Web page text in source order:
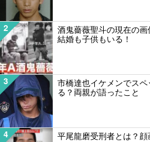
2
酒鬼薔薇聖斗の現在の
結婚も子供もいる！
3
市橋達也イケメンでス
る？両親が語ったこと
4 平尾龍磨受刑者とは？顔